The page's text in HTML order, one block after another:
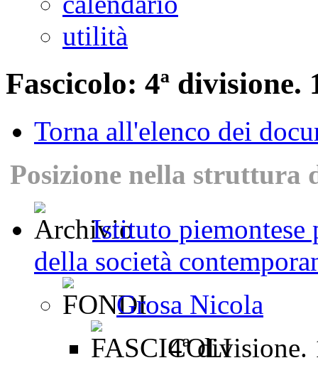
utilità
Fascicolo: 4ª divisione.
Torna all'elenco dei
Posizione nella struttura
Istituto piemontese
della società
Grosa Nicola
4ª divisione.